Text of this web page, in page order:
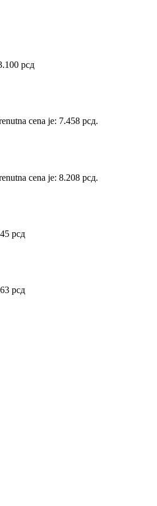
рсд
cena je: 7.458 рсд.
cena je: 8.208 рсд.
рсд
рсд